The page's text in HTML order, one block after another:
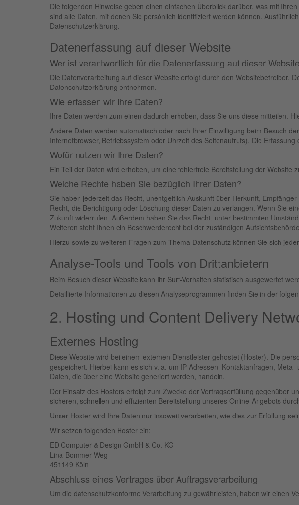
Die folgenden Hinweise geben einen einfachen Überblick darüber, was mit
sind alle Daten, mit denen Sie persönlich identifiziert werden können.
Datenschutzerklärung.
Datenerfassung auf dieser Website
Wer ist verantwortlich für die Datenerfassung auf dieser
Die Datenverarbeitung auf dieser Website erfolgt durch den Websitebetreiber.
Datenschutzerklärung entnehmen.
Wie erfassen wir Ihre Daten?
Ihre Daten werden zum einen dadurch erhoben, dass Sie uns diese mitteilen.
Andere Daten werden automatisch oder nach Ihrer Einwilligung beim Besuch
Internetbrowser, Betriebssystem oder Uhrzeit des Seitenaufrufs). Die
Wofür nutzen wir Ihre Daten?
Ein Teil der Daten wird erhoben, um eine fehlerfreie Bereitstellung der
Welche Rechte haben Sie bezüglich Ihrer Daten?
Sie haben jederzeit das Recht, unentgeltlich Auskunft über Herkunft,
Recht, die Berichtigung oder Löschung dieser Daten zu verlangen. Wenn Sie
Zukunft widerrufen. Außerdem haben Sie das Recht, unter bestimmten
Weiteren steht Ihnen ein Beschwerderecht bei der zuständigen
Hierzu sowie zu weiteren Fragen zum Thema Datenschutz können Sie sich
Analyse-Tools und Tools von Dritt­anbietern
Beim Besuch dieser Website kann Ihr Surf-Verhalten statistisch ausgewertet
Detaillierte Informationen zu diesen Analyseprogrammen finden Sie in der
2. Hosting und Content Delivery
Externes Hosting
Diese Website wird bei einem externen Dienstleister gehostet (Hoster). Die
gespeichert. Hierbei kann es sich v. a. um IP-Adressen, Kontaktanfragen,
Daten, die über eine Website generiert werden, handeln.
Der Einsatz des Hosters erfolgt zum Zwecke der Vertragserfüllung gegenüber
sicheren, schnellen und effizienten Bereitstellung unseres Online-Angebots
Unser Hoster wird Ihre Daten nur insoweit verarbeiten, wie dies zur Erfüllung
Wir setzen folgenden Hoster ein:
ED Computer & Design GmbH & Co. KG
Lina-Bommer-Weg
451149 Köln
Abschluss eines Vertrages über Auftragsverarbeitung
Um die datenschutzkonforme Verarbeitung zu gewährleisten, haben wir einen